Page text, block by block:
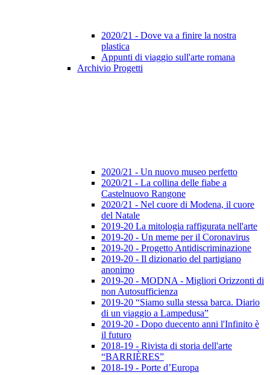
2020/21 - Dove va a finire la nostra
plastica
Appunti di viaggio sull'arte romana
Archivio Progetti
2020/21 - Un nuovo museo perfetto
2020/21 - La collina delle fiabe a
Castelnuovo Rangone
2020/21 - Nel cuore di Modena, il cuore
del Natale
2019-20 La mitologia raffigurata nell'arte
2019-20 - Un meme per il Coronavirus
2019-20 - Progetto Antidiscriminazione
2019-20 - Il dizionario del partigiano
anonimo
2019-20 - MODNA - Migliori Orizzonti di
non Autosufficienza
2019-20 “Siamo sulla stessa barca. Diario
di un viaggio a Lampedusa”
2019-20 - Dopo duecento anni l'Infinito è
il futuro
2018-19 - Rivista di storia dell'arte
“BARRIÈRES”
2018-19 - Porte d’Europa